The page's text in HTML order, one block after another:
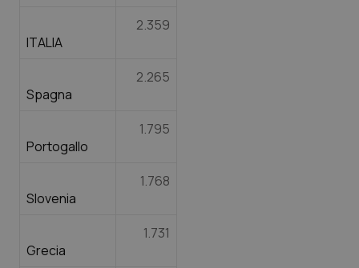
Ulcera & Reflusso
ITALIA
2.359
Spagna
2.265
Portogallo
1.795
Slovenia
1.768
Grecia
1.731